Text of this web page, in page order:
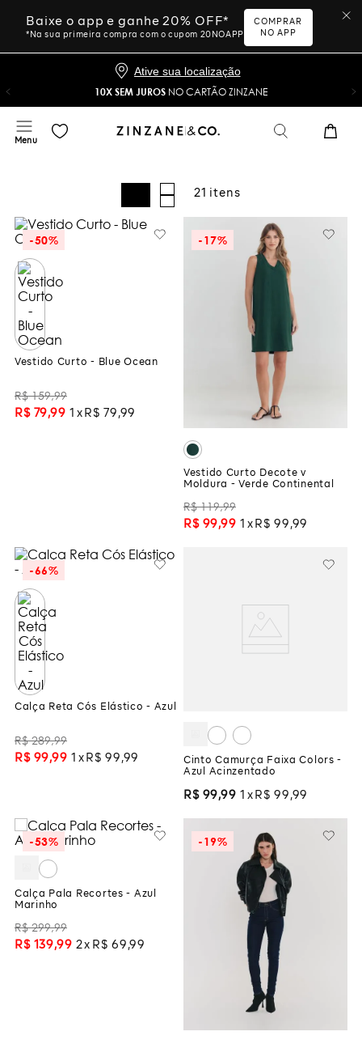
Baixe o app e ganhe 20% OFF*
*Na sua primeira compra com o cupom 20NOAPP
COMPRAR
NO APP
Ative sua localização
10X SEM JUROS NO CARTÃO ZINZANE
21
-50%
Vestido Curto - Blue Ocean
R$ 159,99
R$ 79,99 1 R$ 79 ,99
-17%
Vestido Curto Decote v
Moldura - Verde Continental
R$ 119,99
R$ 99,99 1 R$ 99 ,99
-66%
Calça Reta Cós Elástico - Azul
R$ 289,99
R$ 99,99 1 R$ 99 ,99
Cinto Camurça Faixa Colors -
Azul Acinzentado
R$ 99,99 1 R$ 99 ,99
-53%
Calça Pala Recortes - Azul
Marinho
R$ 299,99
R$ 139,99 2 R$ 69 ,99
-19%